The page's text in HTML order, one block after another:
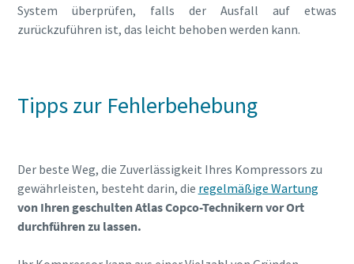
System überprüfen, falls der Ausfall auf etwas
zurückzuführen ist, das leicht behoben werden kann.
Tipps zur Fehlerbehebung
Der beste Weg, die Zuverlässigkeit Ihres Kompressors zu
gewährleisten, besteht darin, die regelmäßige Wartung
von Ihren geschulten Atlas Copco-Technikern vor Ort
durchführen zu lassen.